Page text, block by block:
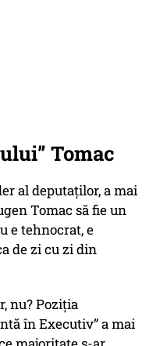
Tomac
al deputaților, a mai
Tomac să fie un
e tehnocrat, e
de zi cu zi din
nu? Poziția
în Executiv” a mai